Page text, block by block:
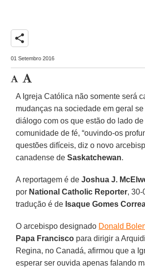
share
01 Setembro 2016
A Igreja Católica não somente será
mudanças na sociedade em geral
diálogo com os que estão do lado de
comunidade de fé, “ouvindo-os
questões difíceis, diz o novo
canadense deSaskatchewan.
A reportagem é deJoshua J.
por National Catholic Reporter, 30-
tradução é de Isaque Gomes
O arcebispo designado Donald
Papa Francisco para dirigir a
Regina, no Canadá, afirmou que a
esperar ser ouvida apenas falando